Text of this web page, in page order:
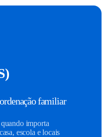
familiar
importa
escola e locais